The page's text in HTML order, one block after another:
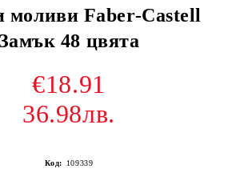
моливи Faber-Castell
Замък 48 цвята
€18.91
36.98лв.
Код: 109339